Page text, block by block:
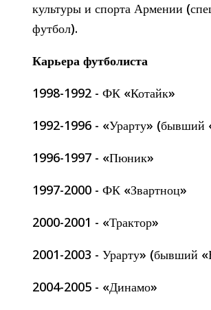
Пюник 2012-2
культуры и спорта Армении
футбол).
Карьера футболиста
1998-1992 - ФК «Котайк»
1992-1996 - «Урарту» (бывший
1996-1997 - «Пюник»
1997-2000 - ФК «Звартноц»
2000-2001 - «Трактор»
2001-2003 - Урарту» (бывший
2004-2005 - «Динамо»